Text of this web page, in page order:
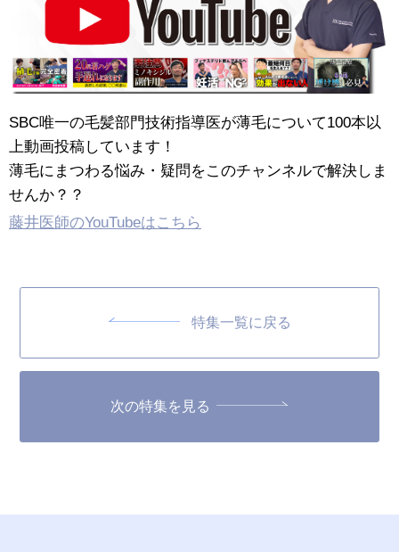
SBC唯一の毛髪部門技術指導医が薄毛について100本以
上動画投稿しています！
薄毛にまつわる悩み・疑問をこのチャンネルで解決しま
せんか？？
藤井医師のYouTubeはこちら
特集一覧に戻る
次の特集を見る